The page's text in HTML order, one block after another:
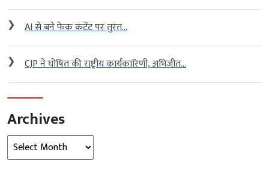
❯ AI से बने फेक कंटेंट पर तुरंत...
❯ CJP ने घोषित की राष्ट्रीय कार्यकारिणी, अभिजीत...
Archives
Archives